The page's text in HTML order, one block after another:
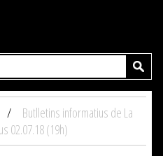
Butlletins informatius de La
02.07.18 (19h)